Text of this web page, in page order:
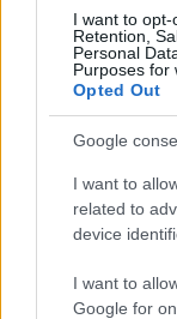
I want to opt-
Retention,
Personal
Purposes for
Opted Out
Google
I want to
related to
device
I want to
Google for
Éjszakára
Éjszaka
szöveget írok
aztán amikor
a zenéim
találok valami
ahol éppen
dallamból is
Nagyon
hallgatni